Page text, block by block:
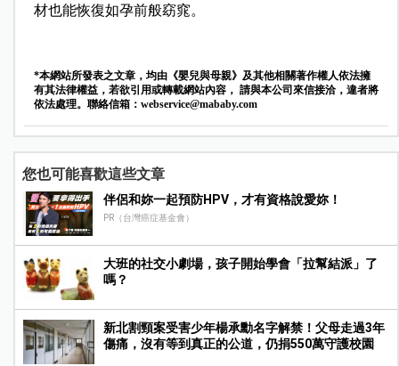
材也能恢復如孕前般窈窕。
*本網站所發表之文章，均由《嬰兒與母親》及其他相關著作權人依法擁
有其法律權益，若欲引用或轉載網站內容， 請與本公司來信接洽，違者將
依法處理。聯絡信箱： webservice@mababy.com
您也可能喜歡這些文章
伴侶和妳一起預防HPV，才有資格說愛妳！
PR（台灣癌症基金會）
大班的社交小劇場，孩子開始學會「拉幫結派」了
嗎？
新北割頸案受害少年楊承勳名字解禁！父母走過3年
傷痛，沒有等到真正的公道，仍捐550萬守護校園